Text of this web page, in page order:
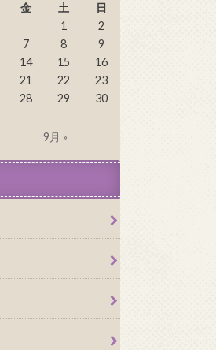
金 土
日
1
2
7 8
9
14 15
16
21 22
23
28 29
30
9月 »